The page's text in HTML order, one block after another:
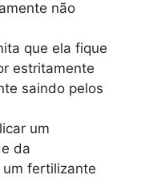
não
que ela fique
estritamente
saindo pelos
um
da
fertilizante